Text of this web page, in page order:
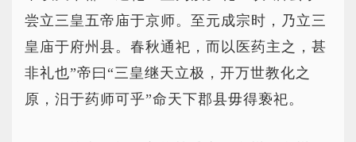
尝立三皇五帝庙于京师。至元成宗时，乃立三
皇庙于府州县。春秋通祀，而以医药主之，甚
非礼也”帝曰“三皇继天立极，开万世教化之
原，汨于药师可乎”命天下郡县毋得亵祀。